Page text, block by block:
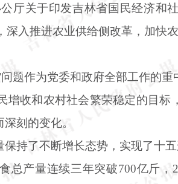
厅关于印发吉林省国民经济和
深入推进农业供给侧改革，加快
题作为党委和政府全部工作的
增收和农村社会繁荣稳定的目
刻的变化。
保持了不断增长态势，实现了十
总产量连续三年突破700亿斤，